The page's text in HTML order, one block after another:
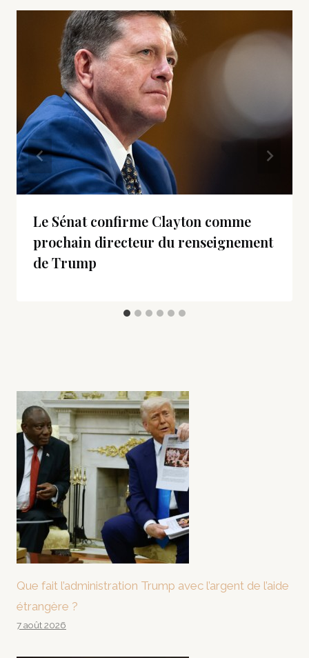
Le Sénat confirme Clayton comme
prochain directeur du renseignement
de Trump
Que fait l’administration Trump avec l’argent de l’aide
étrangère ?
7 août 2026